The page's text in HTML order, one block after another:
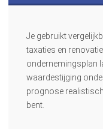
Je gebruikt
taxaties en
ondernemingsplan
waardestijging
prognose
bent.